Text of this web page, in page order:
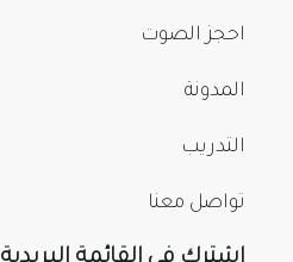
احجز الصوت
المدونة
التدريب
تواصل معنا